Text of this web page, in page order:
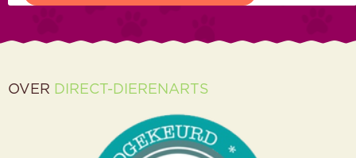
OVER DIRECT-DIERENARTS